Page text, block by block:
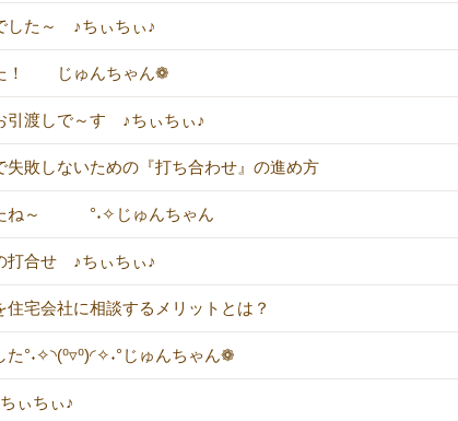
した～ ♪ちぃちぃ♪
た！ じゅんちゃん❁
引渡しで～す ♪ちぃちぃ♪
失敗しないための『打ち合わせ』の進め方
ね～ °˖✧じゅんちゃん
打合せ ♪ちぃちぃ♪
住宅会社に相談するメリットとは？
た°˖✧◝(⁰▿⁰)◜✧˖°じゅんちゃん❁
ぃちぃ♪